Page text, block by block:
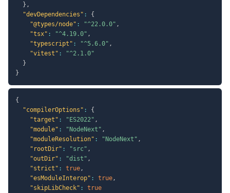
} ,
"devDependencies" :
{
"@types/node" : "^22.0.0" ,
"tsx" : "^4.19.0" ,
"typescript" : "^5.6.0" ,
"vitest" :
"^2.1.0"
}
}
{
"compilerOptions" :
{
"target" : "ES2022" ,
"module" : "NodeNext" ,
"moduleResolution" : "NodeNext" ,
"rootDir" : "src" ,
"outDir" : "dist" ,
"strict" : true,
"esModuleInterop" : true,
"skipLibCheck" :
true